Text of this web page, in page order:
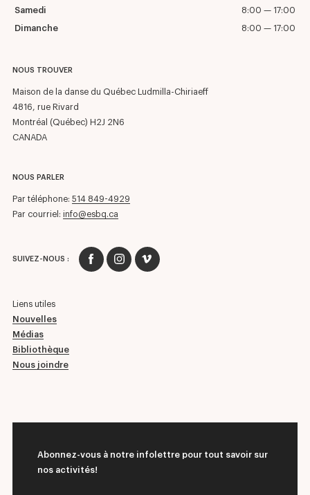
Samedi 8:00 — 17:00
Dimanche 8:00 — 17:00
NOUS TROUVER
Maison de la danse du Québec Ludmilla-Chiriaeff
4816, rue Rivard
Montréal (Québec) H2J 2N6
CANADA
NOUS PARLER
Par téléphone: 514 849-4929
Par courriel: info@esbq.ca
SUIVEZ-NOUS :
Liens utiles
Nouvelles
Médias
Bibliothèque
Nous joindre
Abonnez-vous à notre infolettre pour tout savoir sur
nos activités!